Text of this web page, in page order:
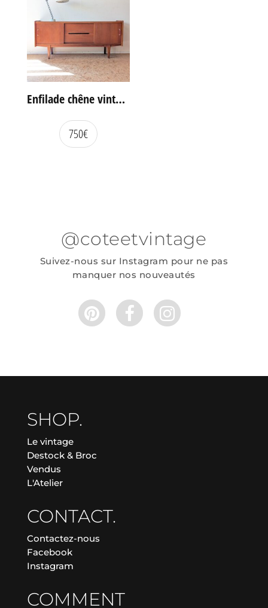
Enfilade chêne vintage portes coulissantes
750€
@coteetvintage
Suivez-nous sur Instagram pour ne pas
manquer nos nouveautés
SHOP.
Le vintage
Destock & Broc
Vendus
L'Atelier
CONTACT.
Contactez-nous
Facebook
Instagram
COMMENT